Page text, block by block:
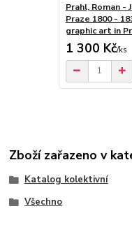
Prahl, Roman -
Praze 1800 -
graphic art in
1 300 Kč/ks
Zboží zařazeno v
Katalog kolektivní
Všechno